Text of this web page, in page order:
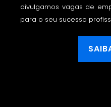
divulgamos vagas de
para o seu sucesso